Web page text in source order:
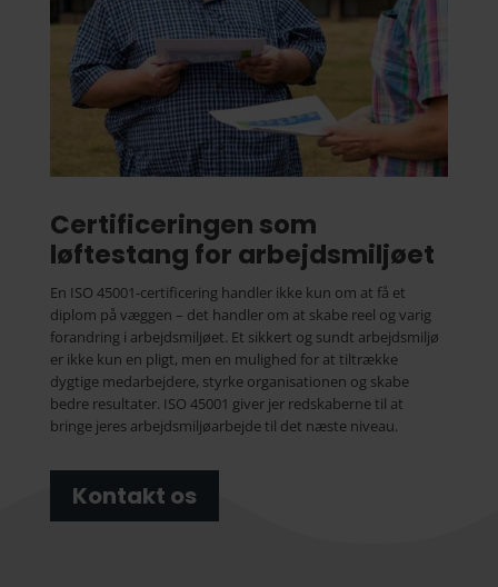
Certificeringen som
løftestang for arbejdsmiljøet
En ISO 45001-certificering handler ikke kun om at få et
diplom på væggen – det handler om at skabe reel og varig
forandring i arbejdsmiljøet. Et sikkert og sundt arbejdsmiljø
er ikke kun en pligt, men en mulighed for at tiltrække
dygtige medarbejdere, styrke organisationen og skabe
bedre resultater. ISO 45001 giver jer redskaberne til at
bringe jeres arbejdsmiljøarbejde til det næste niveau.
Kontakt os